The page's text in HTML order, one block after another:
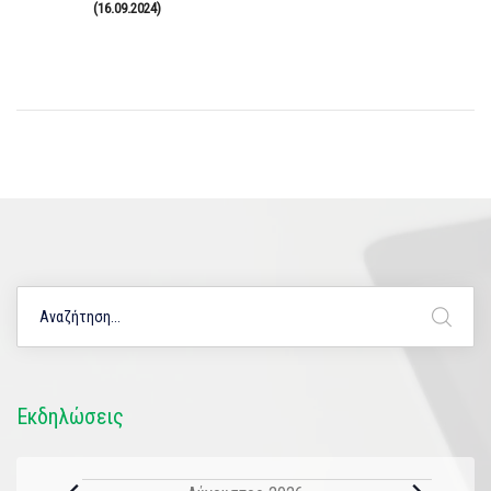
(16.09.2024)
Εκδηλώσεις